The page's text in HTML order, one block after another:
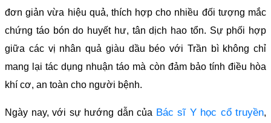
đơn giản vừa hiệu quả, thích hợp cho nhiều đối tượng mắc
chứng táo bón do huyết hư, tân dịch hao tổn. Sự phối hợp
giữa các vị nhân quả giàu dầu béo với Trần bì không chỉ
mang lại tác dụng nhuận táo mà còn đảm bảo tính điều hòa
khí cơ, an toàn cho người bệnh.
Ngày nay, với sự hướng dẫn của Bác sĩ Y học cổ truyền,